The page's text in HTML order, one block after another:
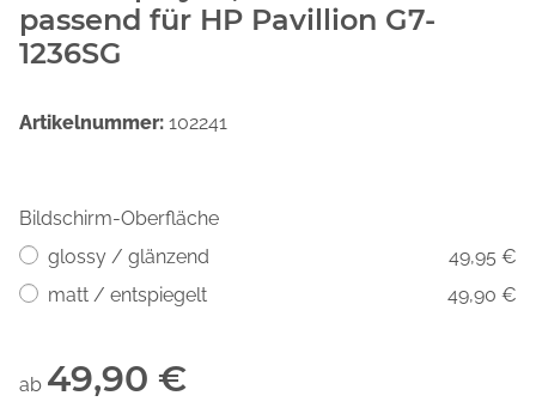
passend für HP Pavillion G7-
1236SG
Artikelnummer: 102241
Bildschirm-Oberfläche
glossy / glänzend
49,95 €
matt / entspiegelt
49,90 €
ab 49,90 €